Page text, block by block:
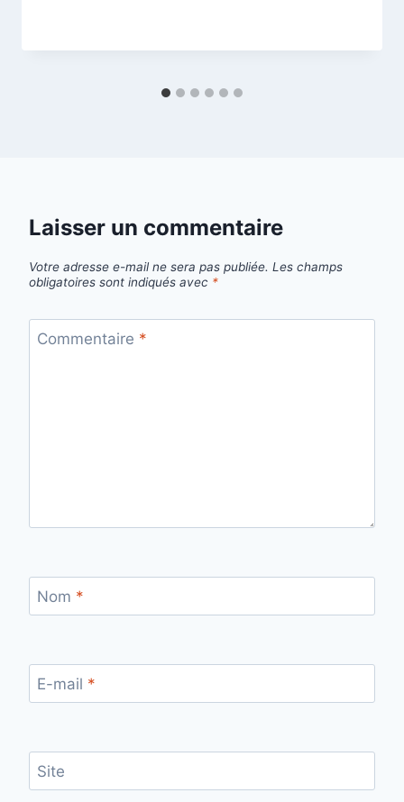
Laisser un commentaire
Votre adresse e-mail ne sera pas publiée. Les champs
obligatoires sont indiqués avec *
Commentaire *
Nom *
E-mail *
Site